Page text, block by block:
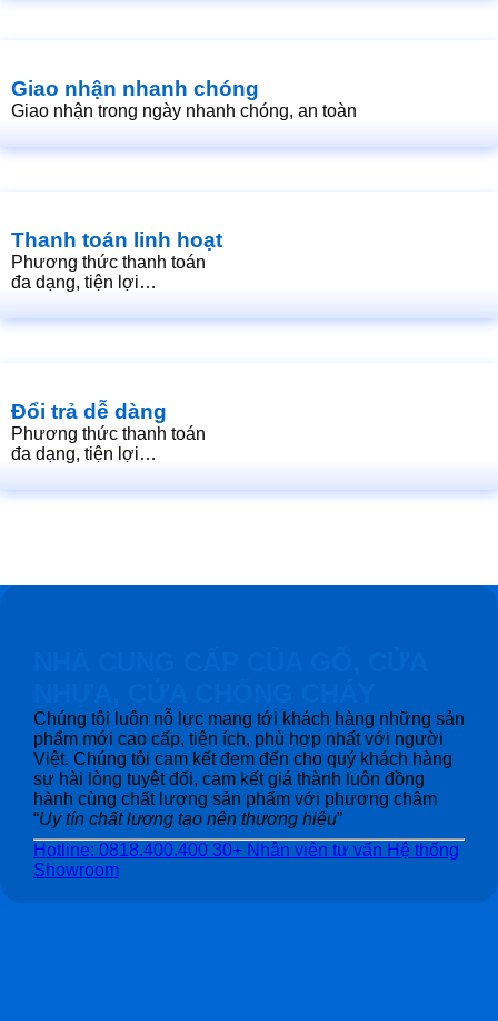
Giao nhận nhanh chóng
Giao nhận trong ngày nhanh chóng, an toàn
Thanh toán linh hoạt
Phương thức thanh toán
đa dạng, tiện lợi…
Đổi trả dễ dàng
Phương thức thanh toán
đa dạng, tiện lợi…
Chúng tôi luôn nỗ lực mang tới khách hàng những sản
phẩm mới cao cấp, tiện ích, phù hợp nhất với người
Việt. Chúng tôi cam kết đem đến cho quý khách hàng
sự hài lòng tuyệt đối, cam kết giá thành luôn đồng
hành cùng chất lượng sản phẩm với phương châm
“Uy tín chất lượng tạo nên thương hiệu”
Hotline: 0818.400.400 30+ Nhân viên tư vấn Hệ thống
Showroom